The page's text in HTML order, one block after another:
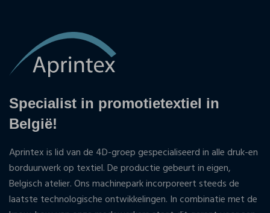
Specialist in promotietextiel in
België!
Aprintex is lid van de 4D-groep gespecialiseerd in alle druk-en
borduurwerk op textiel. De productie gebeurt in eigen,
Belgisch atelier. Ons machinepark incorporeert steeds de
laatste technologische ontwikkelingen. In combinatie met de